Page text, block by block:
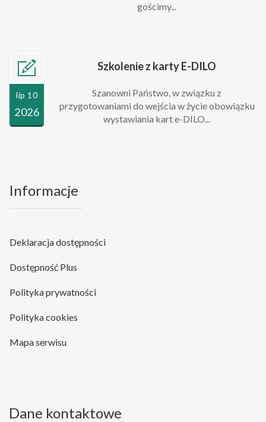
gościmy...
lip 10
2026
Szkolenie z karty E-DILO
Szanowni Państwo, w związku z
przygotowaniami do wejścia w życie obowiązku
wystawiania kart e-DILO...
Informacje
Deklaracja dostępności
Dostępność Plus
Polityka prywatności
Polityka cookies
Mapa serwisu
Dane kontaktowe